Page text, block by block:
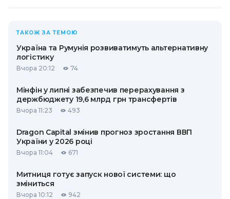
ТАКОЖ ЗА ТЕМОЮ
Україна та Румунія розвиватимуть альтернативну
логістику
Вчора 20:12 74
Мінфін у липні забезпечив перерахування з
держбюджету 19,6 млрд грн трансфертів
Вчора 11:23 493
Dragon Capital змінив прогноз зростання ВВП
України у 2026 році
Вчора 11:04 671
Митниця готує запуск нової системи: що
зміниться
Вчора 10:12 942